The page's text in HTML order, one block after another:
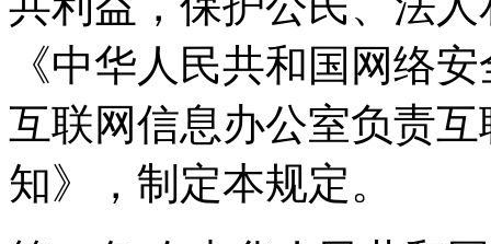
《中华人民共和国网络
互联网信息办公室负责
知》，制定本规定。